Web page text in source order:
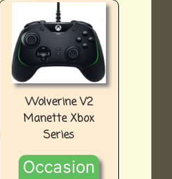
Wolverine V2
Manette Xbox
Series
Occasion